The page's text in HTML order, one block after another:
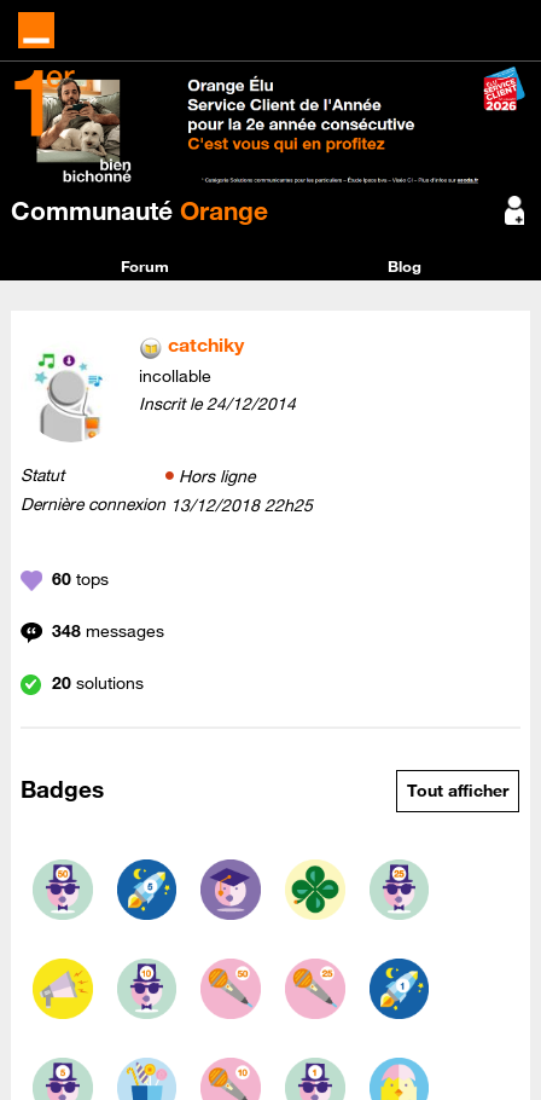
Communauté Orange
Forum Blog
catchiky
incollable
Inscrit le‎24/12/2014
Statut
Hors ligne
Dernière connexion ‎13/12/2018 22h25
60 tops
348 messages
20 solutions
Badges Tout afficher